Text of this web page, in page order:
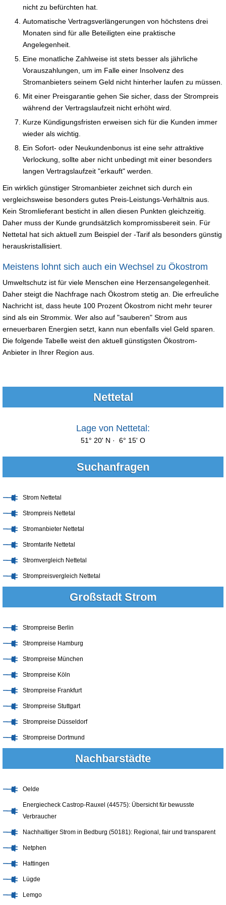
nicht zu befürchten hat.
Automatische Vertragsverlängerungen von höchstens drei
Monaten sind für alle Beteiligten eine praktische
Angelegenheit.
Eine monatliche Zahlweise ist stets besser als jährliche
Vorauszahlungen, um im Falle einer Insolvenz des
Stromanbieters seinem Geld nicht hinterher laufen zu müssen.
Mit einer Preisgarantie gehen Sie sicher, dass der Strompreis
während der Vertragslaufzeit nicht erhöht wird.
Kurze Kündigungsfristen erweisen sich für die Kunden immer
wieder als wichtig.
Ein Sofort- oder Neukundenbonus ist eine sehr attraktive
Verlockung, sollte aber nicht unbedingt mit einer besonders
langen Vertragslaufzeit "erkauft" werden.
Ein wirklich günstiger Stromanbieter zeichnet sich durch ein
vergleichsweise besonders gutes Preis-Leistungs-Verhältnis aus.
Kein Stromlieferant besticht in allen diesen Punkten gleichzeitig.
Daher muss der Kunde grundsätzlich kompromissbereit sein. Für
Nettetal hat sich aktuell zum Beispiel der -Tarif als besonders günstig
herauskristallisiert.
Meistens lohnt sich auch ein Wechsel zu Ökostrom
Umweltschutz ist für viele Menschen eine Herzensangelegenheit.
Daher steigt die Nachfrage nach Ökostrom stetig an. Die erfreuliche
Nachricht ist, dass heute 100 Prozent Ökostrom nicht mehr teurer
sind als ein Strommix. Wer also auf "sauberen" Strom aus
erneuerbaren Energien setzt, kann nun ebenfalls viel Geld sparen.
Die folgende Tabelle weist den aktuell günstigsten Ökostrom-
Anbieter in Ihrer Region aus.
Nettetal
Lage von Nettetal:
51° 20' N · 6° 15' O
Suchanfragen
Strom Nettetal
Strompreis Nettetal
Stromanbieter Nettetal
Stromtarife Nettetal
Stromvergleich Nettetal
Strompreisvergleich Nettetal
Großstadt Strom
Strompreise Berlin
Strompreise Hamburg
Strompreise München
Strompreise Köln
Strompreise Frankfurt
Strompreise Stuttgart
Strompreise Düsseldorf
Strompreise Dortmund
Nachbarstädte
Oelde
Energiecheck Castrop-Rauxel (44575): Übersicht für bewusste
Verbraucher
Nachhaltiger Strom in Bedburg (50181): Regional, fair und transparent
Netphen
Hattingen
Lügde
Lemgo